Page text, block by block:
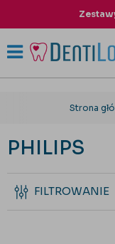
Strona
PHILIPS
FILTROWANIE